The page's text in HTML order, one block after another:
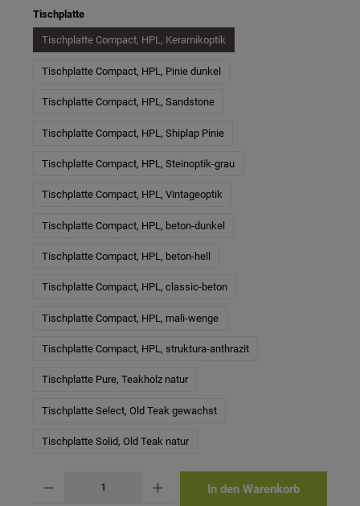
Tischplatteauswählen
Tischplatte Compact, HPL, Keramikoptik
Tischplatte Compact, HPL, Pinie dunkel
Tischplatte Compact, HPL, Sandstone
Tischplatte Compact, HPL, Shiplap Pinie
Tischplatte Compact, HPL, Steinoptik-grau
Tischplatte Compact, HPL, Vintageoptik
Tischplatte Compact, HPL, beton-dunkel
Tischplatte Compact, HPL, beton-hell
Tischplatte Compact, HPL, classic-beton
Tischplatte Compact, HPL, mali-wenge
Tischplatte Compact, HPL, struktura-anthrazit
Tischplatte Pure, Teakholz natur
Tischplatte Select, Old Teak gewachst
Tischplatte Solid, Old Teak natur
In den Warenkorb